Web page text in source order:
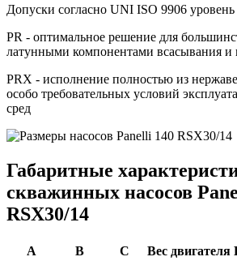
Допуски согласно UNI ISO 9906
PR - оптимальное решение для
латунными компонентами всасывания и
PRX - исполнение полностью из
особо требовательных условий
сред
Габаритные
скважинных насосов
RSX30/14
A B C Вес двигателя